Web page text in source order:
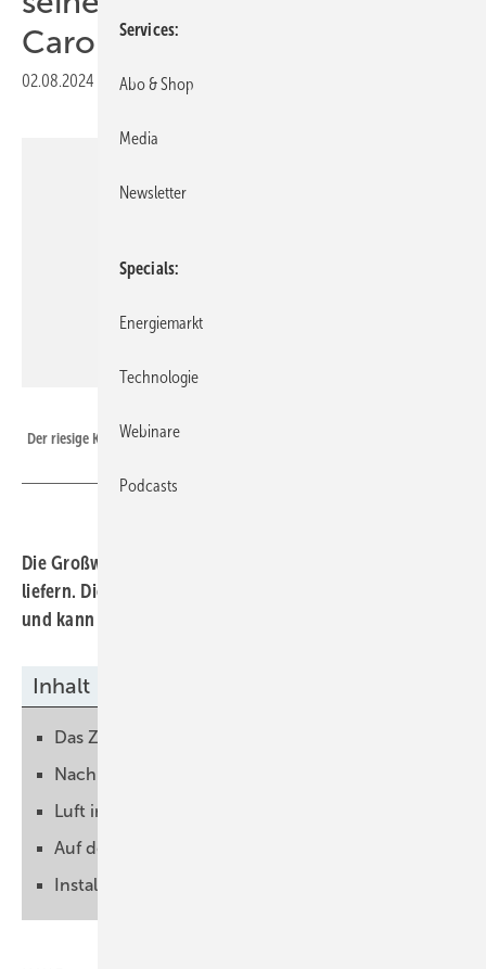
Carolina
02.08.2024 Druckvorschau
Der riesige Kompressor der Wärmepumpe erhitzt oder kühlt in fünf Stufen.
Die Großwärmepumpe wird MAN Energy Solutions
liefern. Die Anlage hat eine Leistung von 25 Megawatt
und kann nicht nur heizen sondern vor allem kühlen.
Inhalt
Das Ziel: Klimaneutral bis 2040
Nachhaltige Maßnahme für die Autoproduktion
Luft in fünf Stufen erwärmen oder abkühlen
Auf den Kühlbedarf ausgelegt
Installation für 2026 geplant
Services
Abo & Shop
Media
Newsletter
Specials
Energiemarkt
Technologie
Webinare
Podcasts